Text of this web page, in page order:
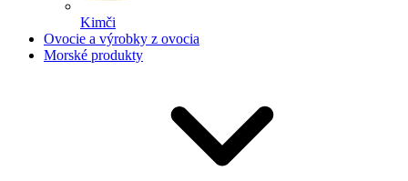
Kimči
Ovocie a výrobky z ovocia
Morské produkty